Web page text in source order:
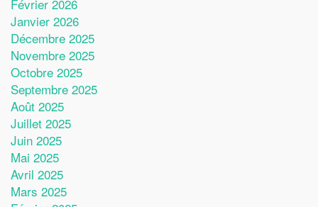
Février 2026
Janvier 2026
Décembre 2025
Novembre 2025
Octobre 2025
Septembre 2025
Août 2025
Juillet 2025
Juin 2025
Mai 2025
Avril 2025
Mars 2025